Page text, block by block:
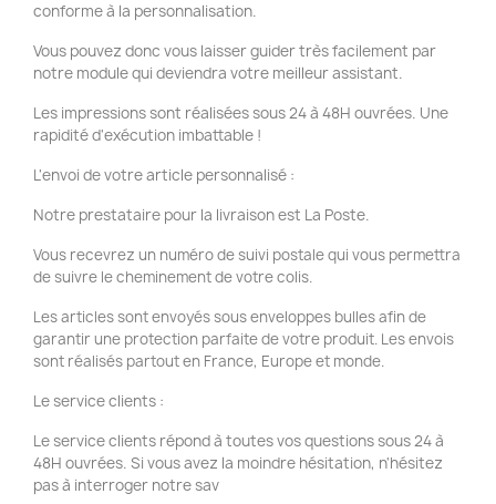
conforme à la personnalisation.
Vous pouvez donc vous laisser guider très facilement par
notre module qui deviendra votre meilleur assistant.
Les impressions sont réalisées sous 24 à 48H ouvrées. Une
rapidité d'exécution imbattable !
L'envoi de votre article personnalisé :
Notre prestataire pour la livraison est La Poste.
Vous recevrez un numéro de suivi postale qui vous permettra
de suivre le cheminement de votre colis.
Les articles sont envoyés sous enveloppes bulles afin de
garantir une protection parfaite de votre produit. Les envois
sont réalisés partout en France, Europe et monde.
Le service clients :
Le service clients répond à toutes vos questions sous 24 à
48H ouvrées. Si vous avez la moindre hésitation, n'hésitez
pas à interroger notre sav